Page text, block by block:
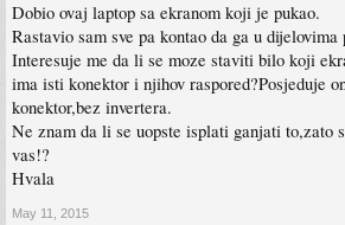
Dobio ovaj laptop sa ekranom koji je pukao.
Rastavio sam sve pa kontao da ga u dijelovima
Interesuje me da li se moze staviti bilo koji
ima isti konektor i njihov raspored?Posjeduje
konektor,bez invertera.
Ne znam da li se uopste isplati ganjati to,zato
vas!?
Hvala
May 11, 2015